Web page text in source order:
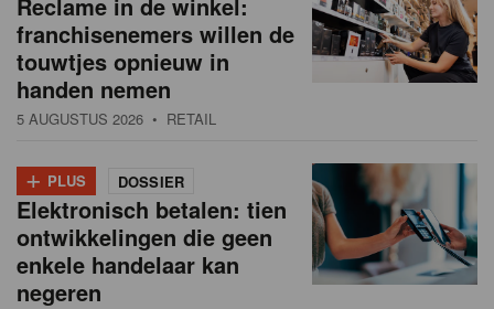
franchisenemers willen de
touwtjes opnieuw in
handen nemen
5 AUGUSTUS 2026 • RETAIL
+ PLUS DOSSIER
Elektronisch betalen: tien
ontwikkelingen die geen
enkele handelaar kan
negeren